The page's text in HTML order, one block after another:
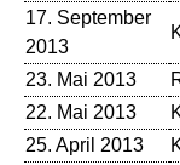
17. September
2013
23. Mai 2013
22. Mai 2013
25. April 2013